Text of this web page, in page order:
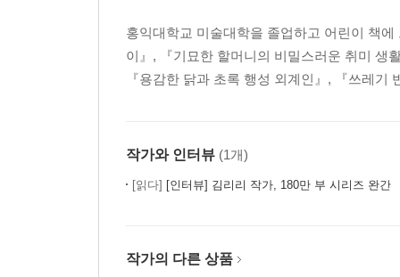
홍익대학교 미술대학을 졸업하고 어린이 책
이』, 『기묘한 할머니의 비밀스러운 취미 생
『용감한 닭과 초록 행성 외계인』, 『쓰레기
작가와 인터뷰 (1개)
[읽다] [인터뷰] 김리리 작가, 180만 부 시리즈 완간 『꼬
작가의 다른 상품